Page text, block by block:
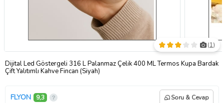
Dijital Led Göstergeli 316 L Palanmaz Çelik 400 ML Termos Kupa Bardak
Çift Yalıtımlı Kahve Fincan (Siyah)
(1)
FLYON 9,3 Soru & Cevap